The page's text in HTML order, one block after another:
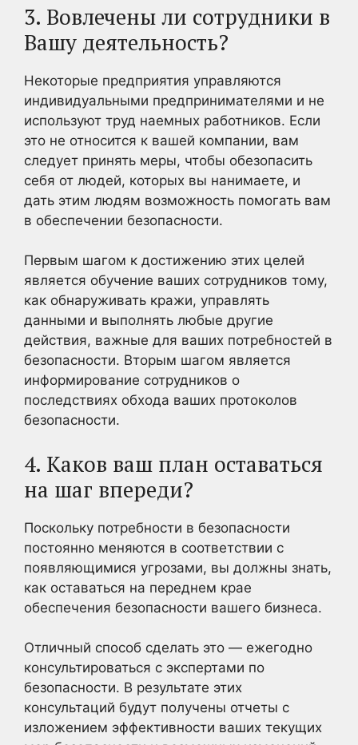
3. Вовлечены ли сотрудники в
Вашу деятельность?
Некоторые предприятия управляются
индивидуальными предпринимателями и не
используют труд наемных работников. Если
это не относится к вашей компании, вам
следует принять меры, чтобы обезопасить
себя от людей, которых вы нанимаете, и
дать этим людям возможность помогать вам
в обеспечении безопасности.
Первым шагом к достижению этих целей
является обучение ваших сотрудников тому,
как обнаруживать кражи, управлять
данными и выполнять любые другие
действия, важные для ваших потребностей в
безопасности. Вторым шагом является
информирование сотрудников о
последствиях обхода ваших протоколов
безопасности.
4. Каков ваш план оставаться
на шаг впереди?
Поскольку потребности в безопасности
постоянно меняются в соответствии с
появляющимися угрозами, вы должны знать,
как оставаться на переднем крае
обеспечения безопасности вашего бизнеса.
Отличный способ сделать это — ежегодно
консультироваться с экспертами по
безопасности. В результате этих
консультаций будут получены отчеты с
изложением эффективности ваших текущих